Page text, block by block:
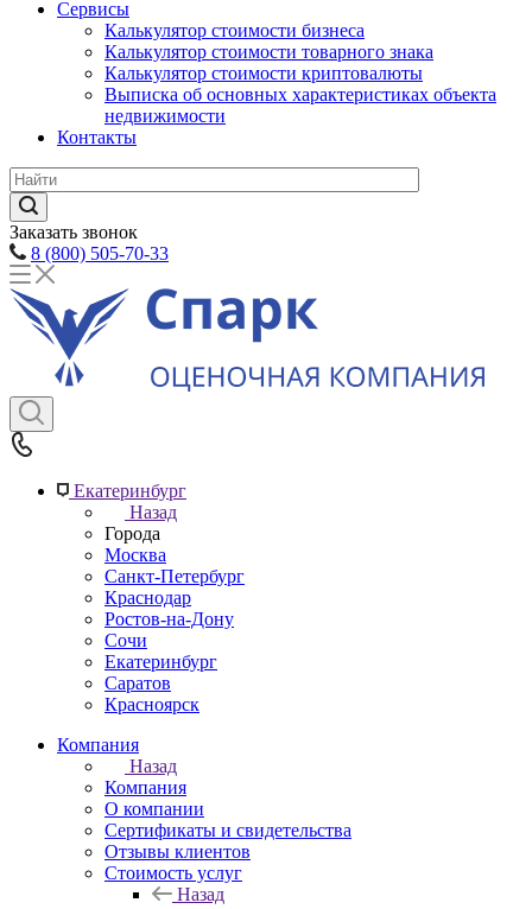
Сервисы
Калькулятор стоимости бизнеса
Калькулятор стоимости товарного знака
Калькулятор стоимости криптовалюты
Выписка об основных характеристиках объекта
недвижимости
Контакты
Заказать звонок
8 (800) 505-70-33
Екатеринбург
Назад
Города
Москва
Санкт-Петербург
Краснодар
Ростов-на-Дону
Сочи
Екатеринбург
Саратов
Красноярск
Компания
Назад
Компания
О компании
Сертификаты и свидетельства
Отзывы клиентов
Стоимость услуг
Назад